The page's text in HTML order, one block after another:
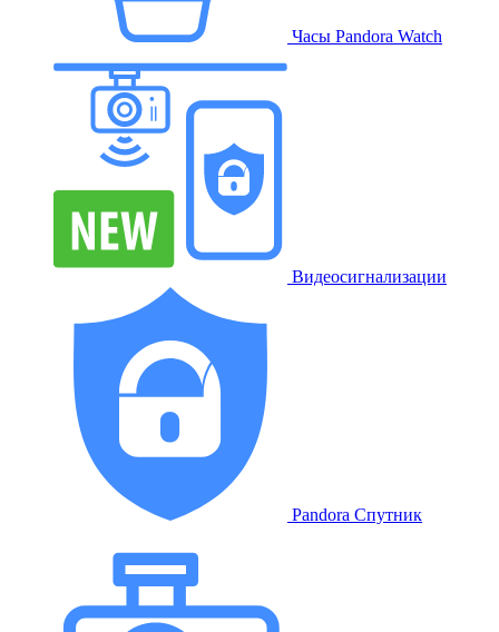
Часы Pandora Watch
Видеосигнализации
Pandora Спутник